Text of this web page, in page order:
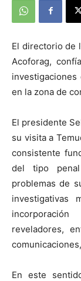
El directorio de
Acoforag,
en la zona de
El presidente
su visita a
consistente
del tipo
problemas de
investigativas
reveladores,
En este